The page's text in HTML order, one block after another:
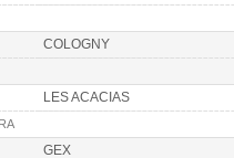
COLOGNY
LES ACACIAS
GEX